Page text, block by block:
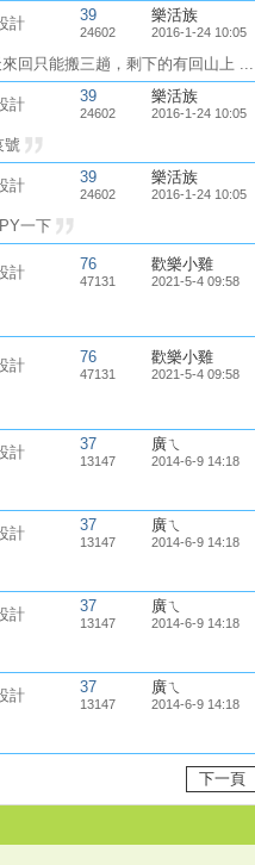
計 39
24602
樂活族
2016-1-24 10:05
回只能搬三趟，剩下的有回山上 ...
計 39
24602
樂活族
2016-1-24 10:05
號
計 39
24602
樂活族
2016-1-24 10:05
一下
計 76
47131
歡樂小雞
2021-5-4 09:58
計 76
47131
歡樂小雞
2021-5-4 09:58
計 37
13147
廣ㄟ
2014-6-9 14:18
計 37
13147
廣ㄟ
2014-6-9 14:18
計 37
13147
廣ㄟ
2014-6-9 14:18
計 37
13147
廣ㄟ
2014-6-9 14:18
下一頁